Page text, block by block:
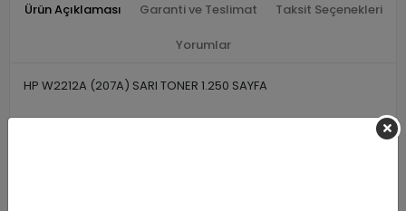
Ürün Açıklaması Garanti ve Teslimat Taksit Seçenekleri
Yorumlar
HP W2212A (207A) SARI TONER 1.250 SAYFA